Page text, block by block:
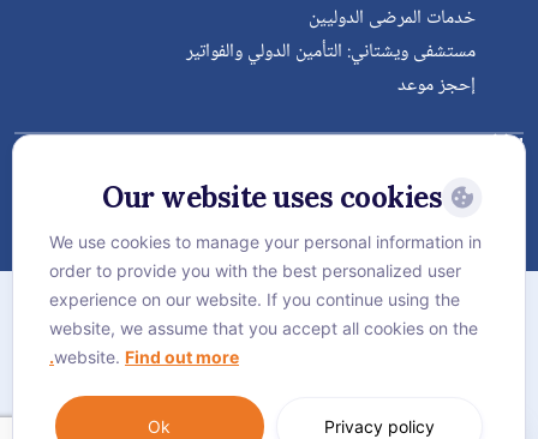
خدمات المرضى الدوليين
مستشفى ويشتاني: التأمين الدولي والفواتير
إحجز موعد
Follow Vejthani International
Hospital
الخريطة
سياسة الخصوصية
العربية
Our website uses cookies
We use cookies to manage your personal information in
order to provide you with the best personalized user
experience on our website. If you continue using the
website, we assume that you accept all cookies on the
website. Find out more.
Ok Privacy policy